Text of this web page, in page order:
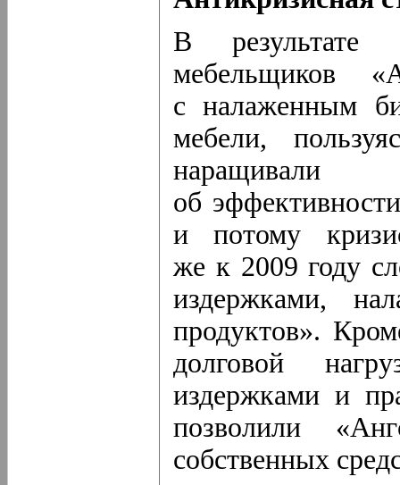
В результате
мебельщиков
с налаженным
мебели,
об
и потому
же к 2009 году
издержками,
продуктов».
долговой
издержками и
позволили
собственных